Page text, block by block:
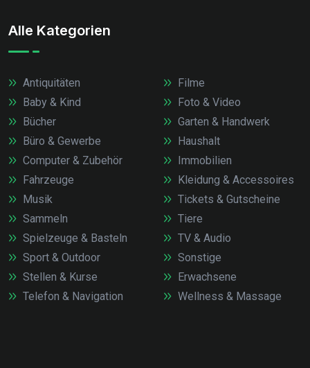
Alle Kategorien
Antiquitäten
Baby & Kind
Bücher
Büro & Gewerbe
Computer & Zubehör
Fahrzeuge
Filme
Foto & Video
Garten & Handwerk
Haushalt
Immobilien
Kleidung & Accessoires
Musik
Sammeln
Spielzeuge & Basteln
Sport & Outdoor
Stellen & Kurse
Telefon & Navigation
Tickets & Gutscheine
Tiere
TV & Audio
Sonstige
Erwachsene
Wellness & Massage